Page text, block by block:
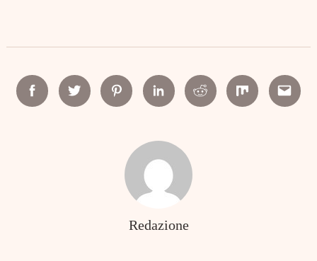
FacebookTwitter PinterestLinkedinReddit Mix Email
Redazione